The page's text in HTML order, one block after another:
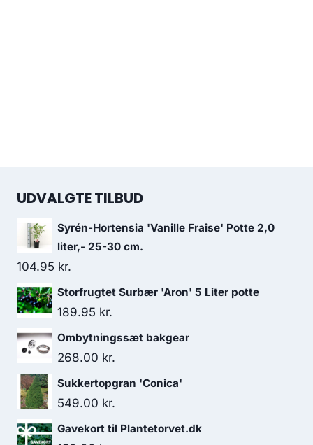
UDVALGTE TILBUD
Syrén-Hortensia 'Vanille Fraise' Potte 2,0
liter,- 25-30 cm.
104.95 kr.
Storfrugtet Surbær 'Aron' 5 Liter potte
189.95 kr.
Ombytningssæt bakgear
268.00 kr.
Sukkertopgran 'Conica'
549.00 kr.
Gavekort til Plantetorvet.dk